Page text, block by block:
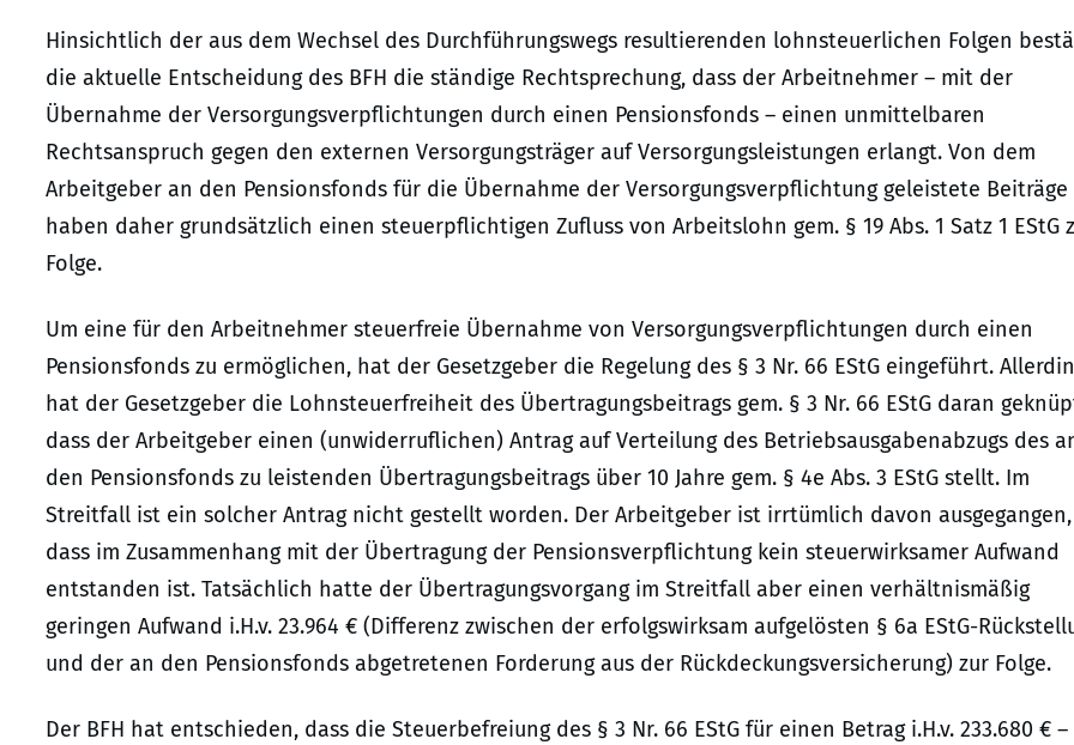
Hinsichtlich der aus dem Wechsel des Durchführungswegs resultierenden lohnsteuerlichen Folgen
die aktuelle Entscheidung des BFH die ständige Rechtsprechung, dass der Arbeitnehmer – mit der
Übernahme der Versorgungsverpflichtungen durch einen Pensionsfonds – einen unmittelbaren
Rechtsanspruch gegen den externen Versorgungsträger auf Versorgungsleistungen erlangt. Von dem
Arbeitgeber an den Pensionsfonds für die Übernahme der Versorgungsverpflichtung geleistete Beiträge
haben daher grundsätzlich einen steuerpflichtigen Zufluss von Arbeitslohn gem. § 19 Abs. 1 Satz 1 EStG
Folge.
Um eine für den Arbeitnehmer steuerfreie Übernahme von Versorgungsverpflichtungen durch einen
Pensionsfonds zu ermöglichen, hat der Gesetzgeber die Regelung des § 3 Nr. 66 EStG eingeführt.
hat der Gesetzgeber die Lohnsteuerfreiheit des Übertragungsbeitrags gem. § 3 Nr. 66 EStG daran
dass der Arbeitgeber einen (unwiderruflichen) Antrag auf Verteilung des Betriebsausgabenabzugs des
den Pensionsfonds zu leistenden Übertragungsbeitrags über 10 Jahre gem. § 4e Abs. 3 EStG stellt. Im
Streitfall ist ein solcher Antrag nicht gestellt worden. Der Arbeitgeber ist irrtümlich davon ausgegangen,
dass im Zusammenhang mit der Übertragung der Pensionsverpflichtung kein steuerwirksamer Aufwand
entstanden ist. Tatsächlich hatte der Übertragungsvorgang im Streitfall aber einen verhältnismäßig
geringen Aufwand i.H.v. 23.964 € (Differenz zwischen der erfolgswirksam aufgelösten § 6a EStG-
und der an den Pensionsfonds abgetretenen Forderung aus der Rückdeckungsversicherung) zur Folge.
Der BFH hat entschieden, dass die Steuerbefreiung des § 3 Nr. 66 EStG für einen Betrag i.H.v. 233.680 € –